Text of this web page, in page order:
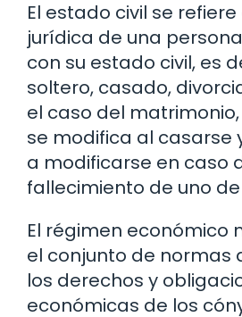
El estado civil se
jurídica de una
con su estado civil, es
soltero, casado,
el caso del
se modifica al casarse
a modificarse en caso
fallecimiento de uno
El régimen económico
el conjunto de normas
los derechos y
económicas de los